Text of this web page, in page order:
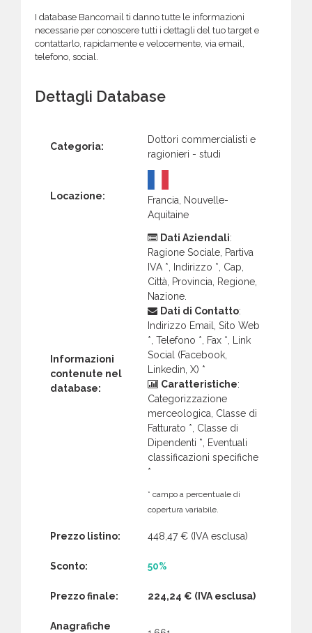
I database Bancomail ti danno tutte le informazioni
necessarie per conoscere tutti i dettagli del tuo target e
contattarlo, rapidamente e velocemente, via email,
telefono, social.
Dettagli Database
Categoria:
Dottori commercialisti e
ragionieri - studi
Locazione:
Francia, Nouvelle-
Aquitaine
Informazioni
contenute nel
database:
Dati Aziendali:
Ragione Sociale, Partiva
IVA *, Indirizzo *, Cap,
Città, Provincia, Regione,
Nazione.
Dati di Contatto:
Indirizzo Email, Sito Web
*, Telefono *, Fax *, Link
Social (Facebook,
Linkedin, X) *
Caratteristiche:
Categorizzazione
merceologica, Classe di
Fatturato *, Classe di
Dipendenti *, Eventuali
classificazioni specifiche
*
* campo a percentuale di
copertura variabile.
Prezzo listino: 448,47 € (IVA esclusa)
Sconto: 50%
Prezzo finale: 224,24 € (IVA esclusa)
Anagrafiche